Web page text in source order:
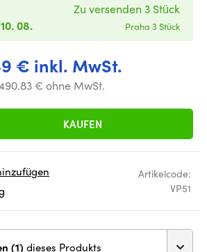
€ inkl. MwSt.
€ ohne MwSt.
KAUFEN
10. 08.
Zu versenden 3 Stück
Praha 3 Stück
Artikelcode:
VP51
Andere Varianten (1) dieses Produkts